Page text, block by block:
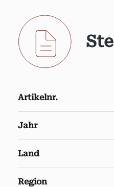
Artikelnr.
Jahr
Land
Region